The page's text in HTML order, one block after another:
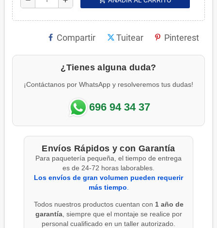
Compartir Tuitear Pinterest
¿Tienes alguna duda?
¡Contáctanos por WhatsApp y resolveremos tus dudas!
696 94 34 37
Envíos Rápidos y con Garantía
Para paquetería pequeña, el tiempo de entrega
es de 24-72 horas laborables.
Los envíos de gran volumen pueden requerir
más tiempo
Todos nuestros productos cuentan con 1 año de
garantía, siempre que el montaje se realice por
personal cualificado en un taller autorizado.